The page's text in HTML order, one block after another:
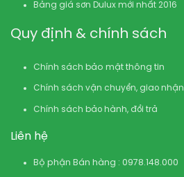
Bảng giá sơn Dulux mới nhất 2016
Quy định & chính sách
Chính sách bảo mật thông tin
Chính sách vận chuyển, giao nhận
Chính sách bảo hành, đổi trả
Liên hệ
Bộ phận Bán hàng : 0978.148.000